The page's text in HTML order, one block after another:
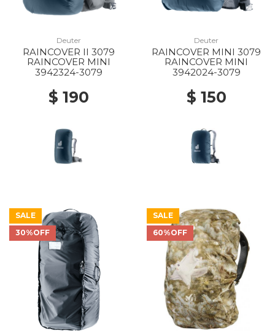
Deuter
RAINCOVER II 3079
RAINCOVER MINI
3942324-3079
$ 190
Deuter
RAINCOVER MINI 3079
RAINCOVER MINI
3942024-3079
$ 150
SALE
30%OFF
SALE
60%OFF